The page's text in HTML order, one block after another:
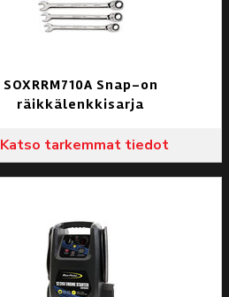
SOXRRM710A Snap-on
räikkälenkkisarja
Katso tarkemmat tiedot